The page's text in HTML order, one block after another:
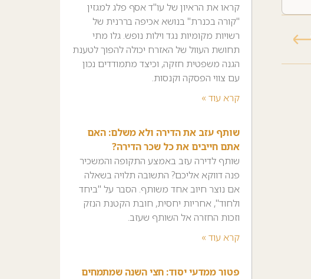
קראו את הראיון של עו"ד אסף פלג למגזין
"קורה בכנרת" בנושא אכיפה בררנית של
רשויות מקומיות נגד וילות נופש. גלו מתי
תחושת העוול של האזרח יכולה להפוך לטענת
הגנה משפטית חזקה, וכיצד מתמודדים נכון
עם צווי הפסקה וקנסות.
קרא עוד »
שותף עזב את הדירה ולא משלם: האם
אתם חייבים את כל שכר הדירה?
שותף לדירה עזב באמצע התקופה והמשכיר
פנה דווקא אליכם? התשובה תלויה בשאלה
אם נוצר חיוב אחד משותף. הסבר על "ביחד
ולחוד", אחריות יחסית, חובת הקטנת הנזק
וזכות החזרה אל השותף שעזב.
קרא עוד »
פטור ממדעי יסוד: חצי השנה שמתמחים